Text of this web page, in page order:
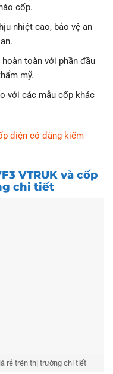
cốp.
nhiệt cao, bảo vệ an
toàn với phần đầu
mỹ.
với các mẫu cốp khác
điện có đăng kiểm
VTRUK và cốp
chi tiết
rẻ trên thị trường chi tiết